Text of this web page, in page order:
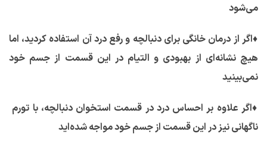
می‌شود
♦اگر از درمان خانگی برای دنبالچه و رفع درد آن استفاده کردید، اما
هیچ نشانه‌ای از بهبودی و التیام در این قسمت از جسم خود
نمی‌بینید
♦
ناگهانی نیز در این قسمت از جسم خود مواجه شده‌اید